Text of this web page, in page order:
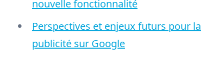
nouvelle fonctionnalité
Perspectives et enjeux futurs pour la
publicité sur Google